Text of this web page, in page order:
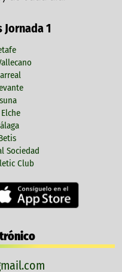
Jornada 1
Sociedad
Club